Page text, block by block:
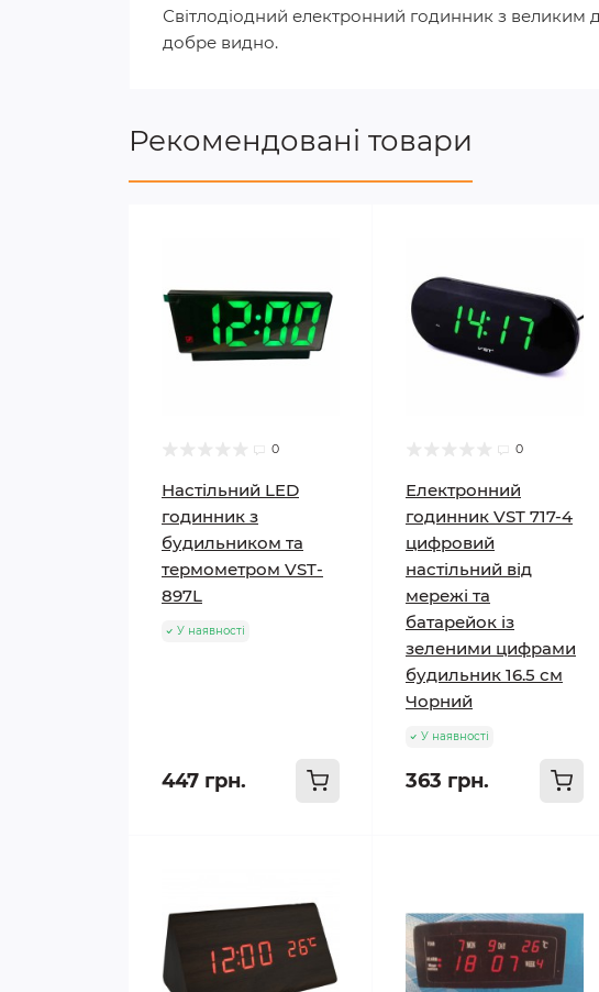
Світлодіодний електронний годинник з великим
добре видно.
Рекомендовані товари
0
Настільний LED
годинник з
будильником та
термометром VST-
897L
У наявності
447 грн.
0
Електронний
годинник VST 717-4
цифровий
настільний від
мережі та
батарейок із
зеленими цифрами
будильник 16.5 см
Чорний
У наявності
363 грн.